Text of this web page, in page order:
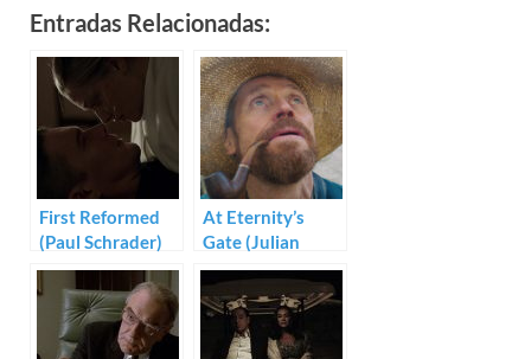
Entradas Relacionadas:
First Reformed
(Paul Schrader)
At Eternity’s
Gate (Julian
Schnabel)